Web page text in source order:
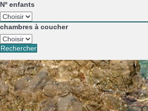
Nº enfants
chambres à coucher
Rechercher